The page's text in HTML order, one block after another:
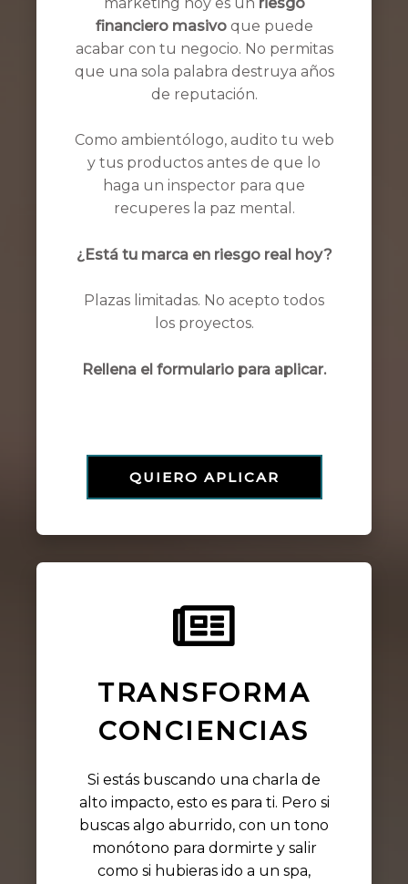
financiero masivoque puede
acabar con tu negocio. No permitas
que una sola palabra destruya años
de reputación.
Como ambientólogo, audito tu web
y tus productos antes de que lo
haga un inspector para que
recuperes la paz mental.
¿Está tu marca en riesgo real hoy?
Plazas limitadas. No acepto todos
los proyectos.
Rellena el formulario para aplicar.
QUIERO APLICAR
TRANSFORMA
CONCIENCIAS
Si estás buscando una charla de
alto impacto, esto es para ti. Pero si
buscas algo aburrido, con un tono
monótono para dormirte y salir
como si hubieras ido a un spa,